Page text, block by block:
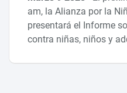
am, la Alianza por la
presentará el Informe
contra niñas, niños y